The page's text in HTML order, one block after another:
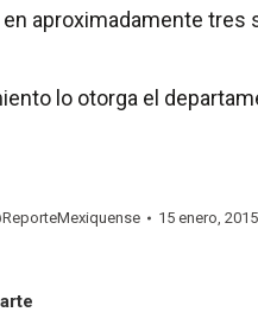
aproximadamente
lo otorga el
15 enero,